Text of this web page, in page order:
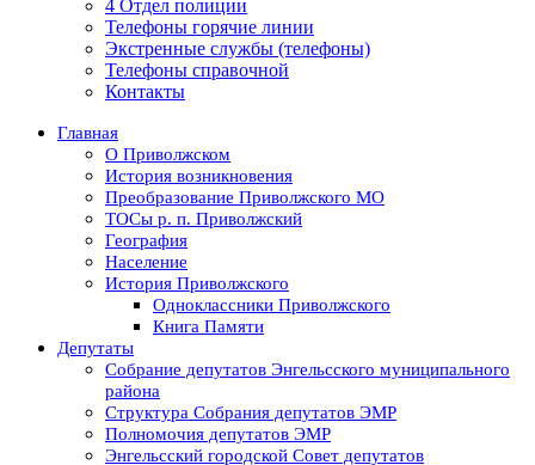
4 Отдел полиции
Телефоны горячие линии
Экстренные службы (телефоны)
Телефоны справочной
Контакты
Главная
О Приволжском
История возникновения
Преобразование Приволжского МО
ТОСы р. п. Приволжский
География
Население
История Приволжского
Одноклассники Приволжского
Книга Памяти
Депутаты
Собрание депутатов Энгельсского муниципального
района
Структура Собрания депутатов ЭМР
Полномочия депутатов ЭМР
Энгельсский городской Совет депутатов